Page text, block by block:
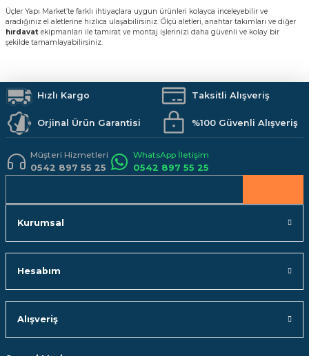
Üçler Yapı Market’te farklı ihtiyaçlara uygun ürünleri kolayca inceleyebilir ve
aradığınız el aletlerine hızlıca ulaşabilirsiniz. Ölçü aletleri, anahtar takımları ve diğer
hırdavat ekipmanları ile tamirat ve montaj işlerinizi daha güvenli ve kolay bir
şekilde tamamlayabilirsiniz.
Hızlı Kargo Taksitli Alışveriş
Orjinal Ürün Garantisi %100 Güvenli Alışveriş
Müşteri Hizmetleri
0542 897 55 25
WhatsApp İletişim
0542 897 55 25
Kurumsal
Hesabım
Alışveriş